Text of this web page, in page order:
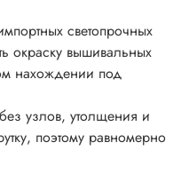
светопрочных
окраску вышивальных
нахождении под
узлов, утолщения и
поэтому равномерно